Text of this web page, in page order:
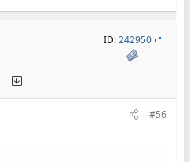
ID:242950
#56